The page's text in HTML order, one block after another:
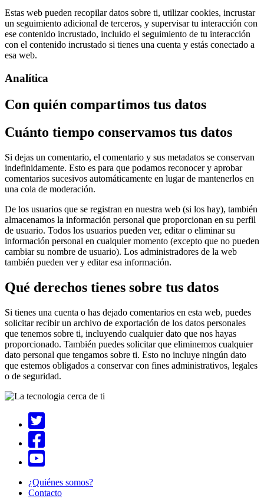
Estas web pueden recopilar datos sobre ti, utilizar cookies, incrustar
un seguimiento adicional de terceros, y supervisar tu interacción con
ese contenido incrustado, incluido el seguimiento de tu interacción
con el contenido incrustado si tienes una cuenta y estás conectado a
esa web.
Analítica
Con quién compartimos tus datos
Cuánto tiempo conservamos tus datos
Si dejas un comentario, el comentario y sus metadatos se conservan
indefinidamente. Esto es para que podamos reconocer y aprobar
comentarios sucesivos automáticamente en lugar de mantenerlos en
una cola de moderación.
De los usuarios que se registran en nuestra web (si los hay), también
almacenamos la información personal que proporcionan en su perfil
de usuario. Todos los usuarios pueden ver, editar o eliminar su
información personal en cualquier momento (excepto que no pueden
cambiar su nombre de usuario). Los administradores de la web
también pueden ver y editar esa información.
Qué derechos tienes sobre tus datos
Si tienes una cuenta o has dejado comentarios en esta web, puedes
solicitar recibir un archivo de exportación de los datos personales
que tenemos sobre ti, incluyendo cualquier dato que nos hayas
proporcionado. También puedes solicitar que eliminemos cualquier
dato personal que tengamos sobre ti. Esto no incluye ningún dato
que estemos obligados a conservar con fines administrativos, legales
o de seguridad.
¿Quiénes somos?
Contacto